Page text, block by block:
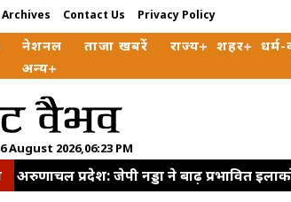
Archives Contact Us Privacy Policy
नेशनल ताजा खबरें राज्य शहर धर्म-
अन्य
August 2026,06:23 PM
अरुणाचल प्रदेश: जेपी नड्डा ने बाढ़ प्रभावित